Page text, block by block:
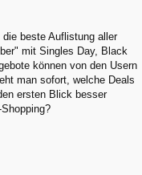
beste Auflistung aller
mit Singles Day, Black
können von den Usern
man sofort, welche Deals
ersten Blick besser